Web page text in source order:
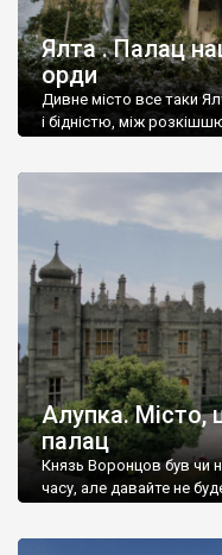
Ялта . Палац
орди
Дивне місто все таки
і бідністю, між
Алупка. Місто,
палац
Князь Воронцов був чи
часу, але давайте не